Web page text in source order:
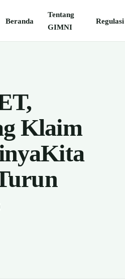
Beranda
Tentang
GIMNI
Regulasi
Klaim